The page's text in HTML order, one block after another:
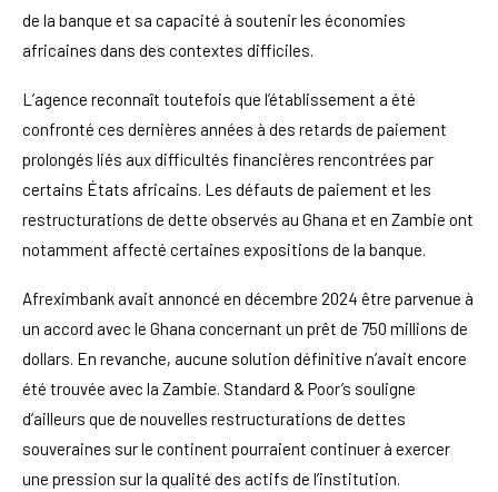
de la banque et sa capacité à soutenir les économies
africaines dans des contextes difficiles.
L’agence reconnaît toutefois que l’établissement a été
confronté ces dernières années à des retards de paiement
prolongés liés aux difficultés financières rencontrées par
certains États africains. Les défauts de paiement et les
restructurations de dette observés au Ghana et en Zambie ont
notamment affecté certaines expositions de la banque.
Afreximbank avait annoncé en décembre 2024 être parvenue à
un accord avec le Ghana concernant un prêt de 750 millions de
dollars. En revanche, aucune solution définitive n’avait encore
été trouvée avec la Zambie. Standard & Poor’s souligne
d’ailleurs que de nouvelles restructurations de dettes
souveraines sur le continent pourraient continuer à exercer
une pression sur la qualité des actifs de l’institution.